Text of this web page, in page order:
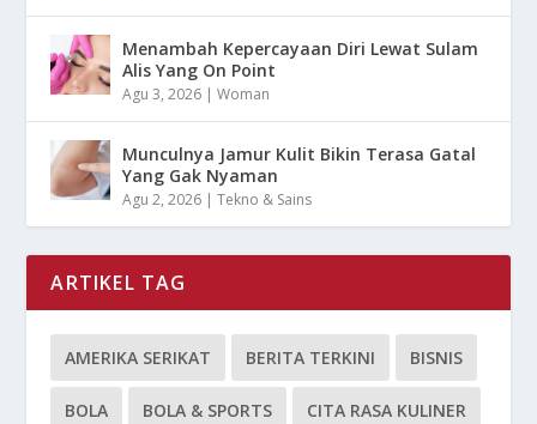
Menambah Kepercayaan Diri Lewat Sulam
Alis Yang On Point
Agu 3, 2026 |Woman
Munculnya Jamur Kulit Bikin Terasa Gatal
Yang Gak Nyaman
Agu 2, 2026 |Tekno & Sains
ARTIKEL TAG
AMERIKA SERIKAT BERITA TERKINI BISNIS
BOLA BOLA & SPORTS CITA RASA KULINER